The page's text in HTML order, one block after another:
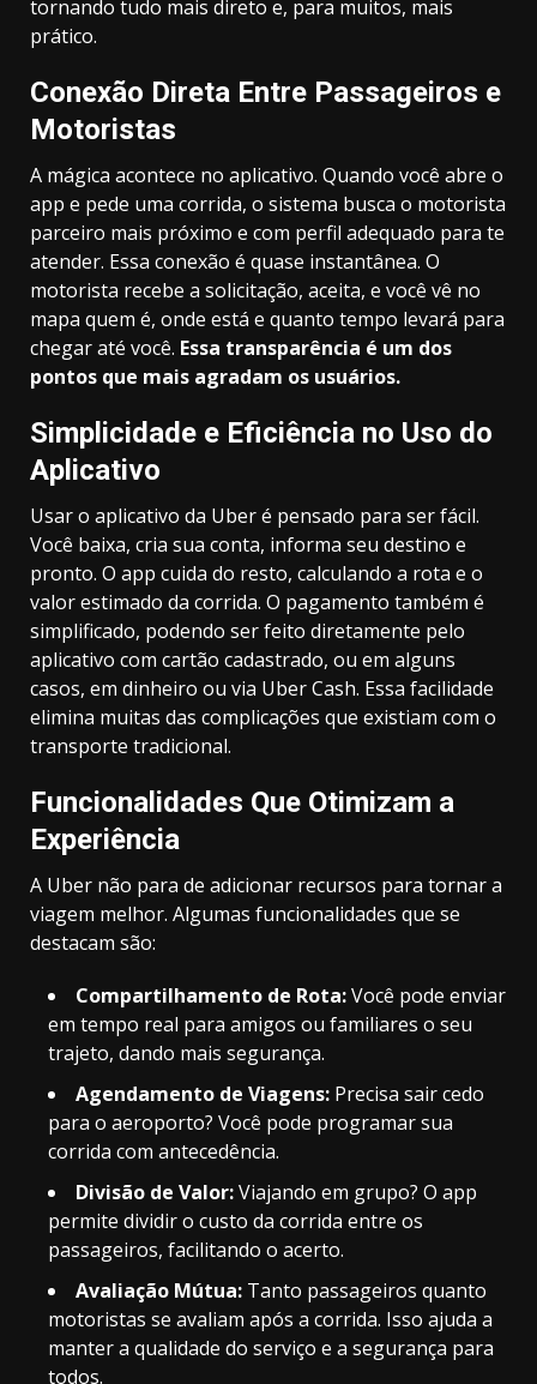
tornando tudo mais direto e, para muitos, mais
prático.
Conexão Direta Entre Passageiros e
Motoristas
A mágica acontece no aplicativo. Quando você abre o
app e pede uma corrida, o sistema busca o motorista
parceiro mais próximo e com perfil adequado para te
atender. Essa conexão é quase instantânea. O
motorista recebe a solicitação, aceita, e você vê no
mapa quem é, onde está e quanto tempo levará para
chegar até você. Essa transparência é um dos
pontos que mais agradam os usuários.
Simplicidade e Eficiência no Uso do
Aplicativo
Usar o aplicativo da Uber é pensado para ser fácil.
Você baixa, cria sua conta, informa seu destino e
pronto. O app cuida do resto, calculando a rota e o
valor estimado da corrida. O pagamento também é
simplificado, podendo ser feito diretamente pelo
aplicativo com cartão cadastrado, ou em alguns
casos, em dinheiro ou via Uber Cash. Essa facilidade
elimina muitas das complicações que existiam com o
transporte tradicional.
Funcionalidades Que Otimizam a
Experiência
A Uber não para de adicionar recursos para tornar a
viagem melhor. Algumas funcionalidades que se
destacam são:
Compartilhamento de Rota:Você pode enviar
em tempo real para amigos ou familiares o seu
trajeto, dando mais segurança.
Agendamento de Viagens: Precisa sair cedo
para o aeroporto? Você pode programar sua
corrida com antecedência.
Divisão de Valor:Viajando em grupo? O app
permite dividir o custo da corrida entre os
passageiros, facilitando o acerto.
Avaliação Mútua: Tanto passageiros quanto
motoristas se avaliam após a corrida. Isso ajuda a
manter a qualidade do serviço e a segurança para
todos.